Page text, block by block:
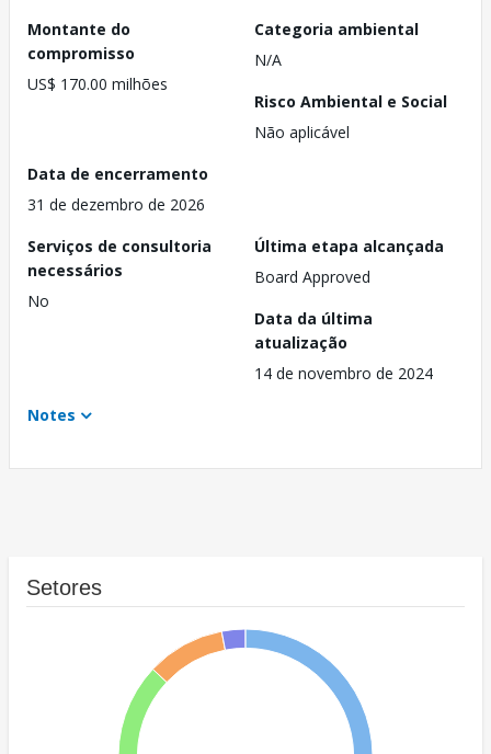
Montante do
compromisso
US$ 170.00 milhões
Categoria ambiental
N/A
Risco Ambiental e Social
Não aplicável
Data de encerramento
31 de dezembro de 2026
Serviços de consultoria
necessários
No
Última etapa alcançada
Board Approved
Data da última
atualização
14 de novembro de 2024
Notes
Setores